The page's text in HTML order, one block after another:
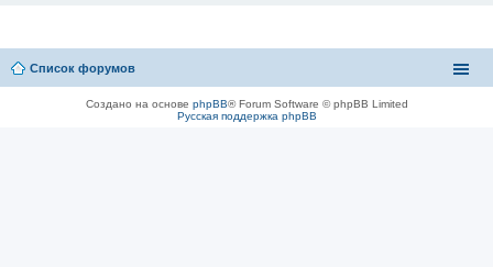
Список форумов
Создано на основе phpBB® Forum Software © phpBB Limited
Русская поддержка phpBB